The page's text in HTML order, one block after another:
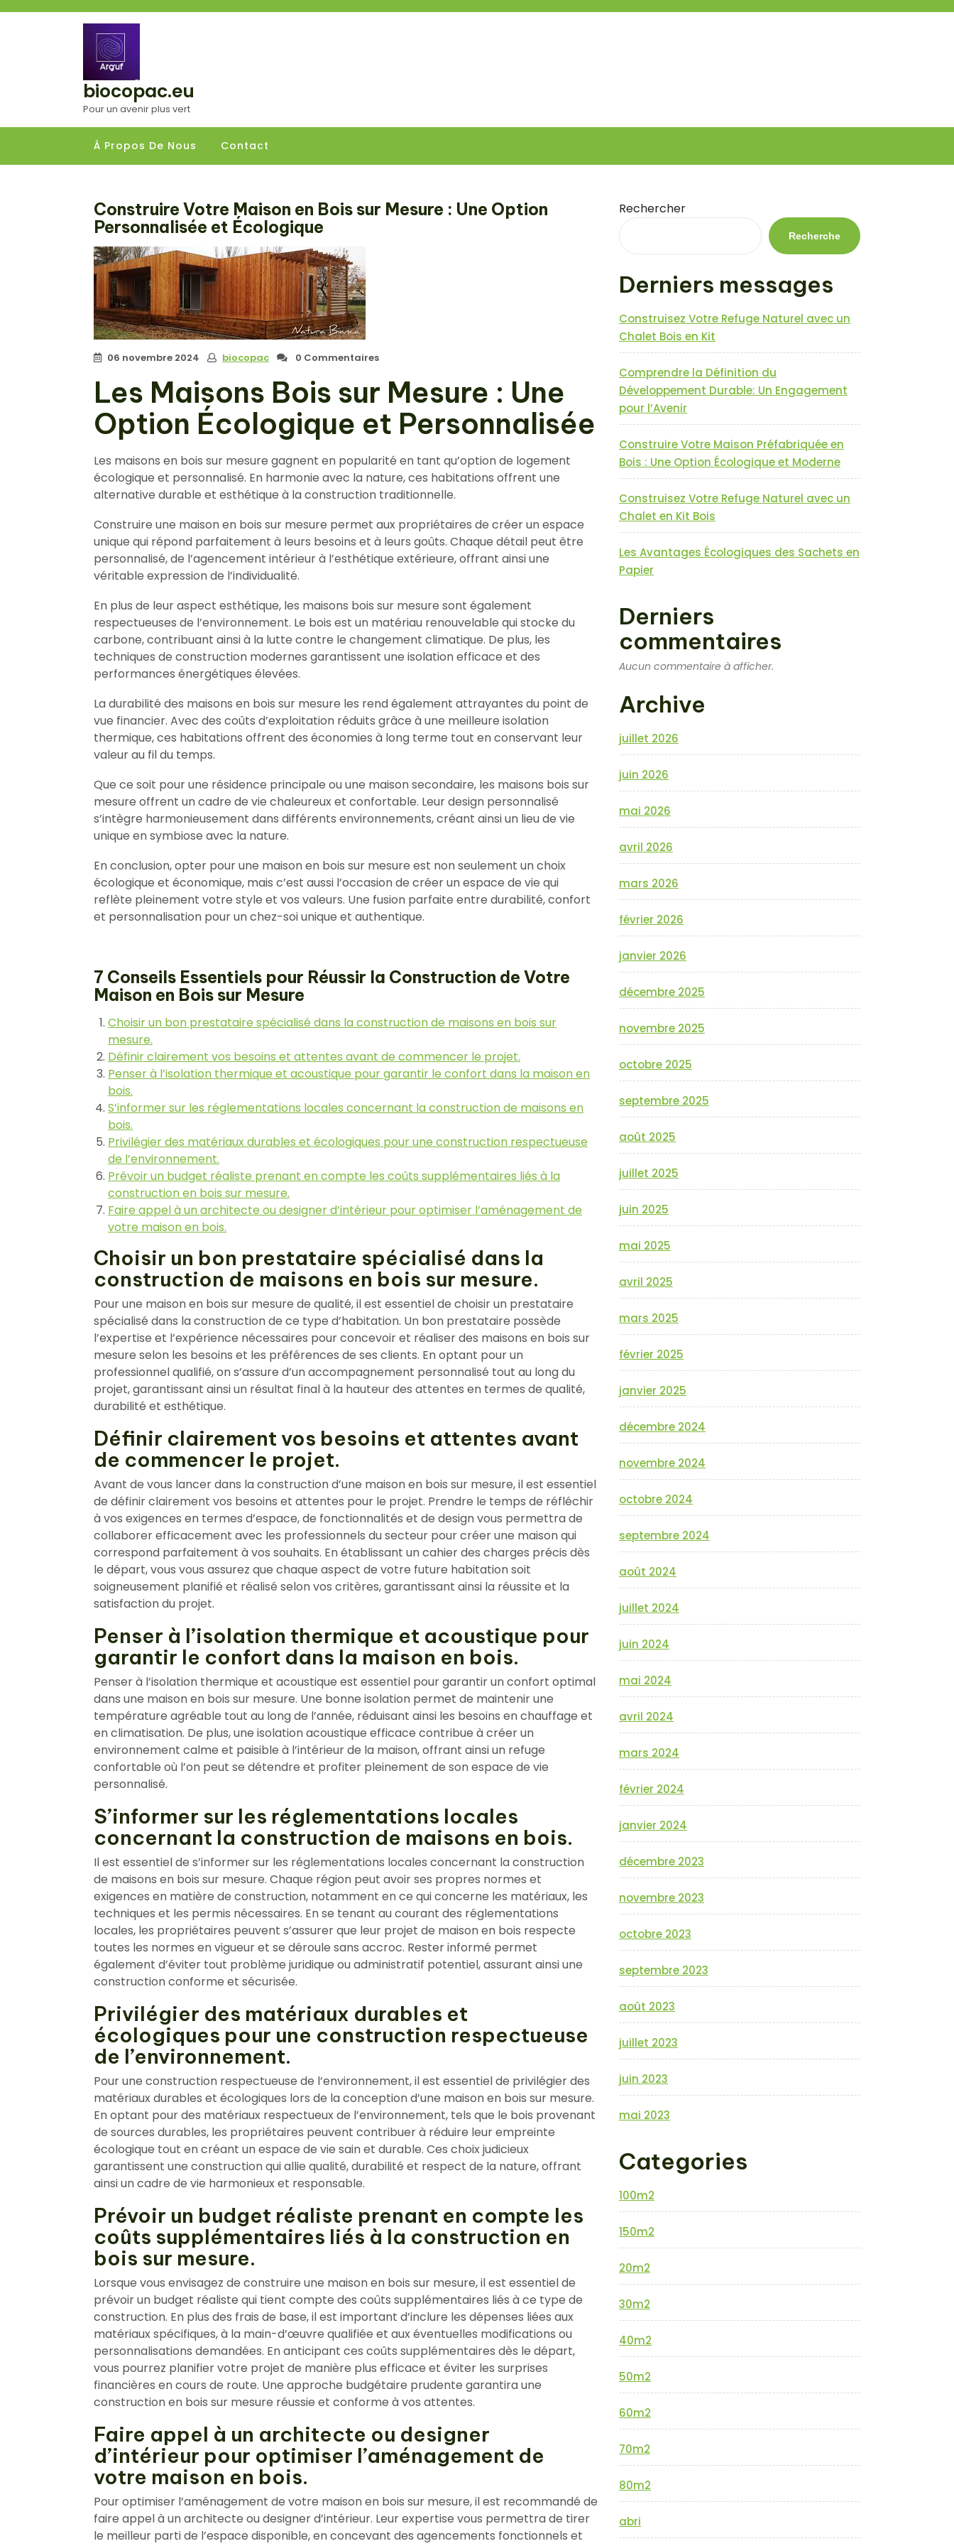
biocopac.eu
Pour un avenir plus vert
À Propos De Nous Contact
Construire Votre Maison en Bois sur Mesure : Une Option
Personnalisée et Écologique
06 novembre 2024 biocopac 0 Commentaires
Les Maisons Bois sur Mesure : Une
Option Écologique et Personnalisée
Les maisons en bois sur mesure gagnent en popularité en tant qu’option de logement
écologique et personnalisé. En harmonie avec la nature, ces habitations offrent une
alternative durable et esthétique à la construction traditionnelle.
Construire une maison en bois sur mesure permet aux propriétaires de créer un espace
unique qui répond parfaitement à leurs besoins et à leurs goûts. Chaque détail peut être
personnalisé, de l’agencement intérieur à l’esthétique extérieure, offrant ainsi une
véritable expression de l’individualité.
En plus de leur aspect esthétique, les maisons bois sur mesure sont également
respectueuses de l’environnement. Le bois est un matériau renouvelable qui stocke du
carbone, contribuant ainsi à la lutte contre le changement climatique. De plus, les
techniques de construction modernes garantissent une isolation efficace et des
performances énergétiques élevées.
La durabilité des maisons en bois sur mesure les rend également attrayantes du point de
vue financier. Avec des coûts d’exploitation réduits grâce à une meilleure isolation
thermique, ces habitations offrent des économies à long terme tout en conservant leur
valeur au fil du temps.
Que ce soit pour une résidence principale ou une maison secondaire, les maisons bois sur
mesure offrent un cadre de vie chaleureux et confortable. Leur design personnalisé
s’intègre harmonieusement dans différents environnements, créant ainsi un lieu de vie
unique en symbiose avec la nature.
En conclusion, opter pour une maison en bois sur mesure est non seulement un choix
écologique et économique, mais c’est aussi l’occasion de créer un espace de vie qui
reflète pleinement votre style et vos valeurs. Une fusion parfaite entre durabilité, confort
et personnalisation pour un chez-soi unique et authentique.
7 Conseils Essentiels pour Réussir la Construction de Votre
Maison en Bois sur Mesure
Choisir un bon prestataire spécialisé dans la construction de maisons en bois sur
mesure.
Définir clairement vos besoins et attentes avant de commencer le projet.
Penser à l’isolation thermique et acoustique pour garantir le confort dans la maison en
bois.
S’informer sur les réglementations locales concernant la construction de maisons en
bois.
Privilégier des matériaux durables et écologiques pour une construction respectueuse
de l’environnement.
Prévoir un budget réaliste prenant en compte les coûts supplémentaires liés à la
construction en bois sur mesure.
Faire appel à un architecte ou designer d’intérieur pour optimiser l’aménagement de
votre maison en bois.
Choisir un bon prestataire spécialisé dans la
construction de maisons en bois sur mesure.
Pour une maison en bois sur mesure de qualité, il est essentiel de choisir un prestataire
spécialisé dans la construction de ce type d’habitation. Un bon prestataire possède
l’expertise et l’expérience nécessaires pour concevoir et réaliser des maisons en bois sur
mesure selon les besoins et les préférences de ses clients. En optant pour un
professionnel qualifié, on s’assure d’un accompagnement personnalisé tout au long du
projet, garantissant ainsi un résultat final à la hauteur des attentes en termes de qualité,
durabilité et esthétique.
Définir clairement vos besoins et attentes avant
de commencer le projet.
Avant de vous lancer dans la construction d’une maison en bois sur mesure, il est essentiel
de définir clairement vos besoins et attentes pour le projet. Prendre le temps de réfléchir
à vos exigences en termes d’espace, de fonctionnalités et de design vous permettra de
collaborer efficacement avec les professionnels du secteur pour créer une maison qui
correspond parfaitement à vos souhaits. En établissant un cahier des charges précis dès
le départ, vous vous assurez que chaque aspect de votre future habitation soit
soigneusement planifié et réalisé selon vos critères, garantissant ainsi la réussite et la
satisfaction du projet.
Penser à l’isolation thermique et acoustique pour
garantir le confort dans la maison en bois.
Penser à l’isolation thermique et acoustique est essentiel pour garantir un confort optimal
dans une maison en bois sur mesure. Une bonne isolation permet de maintenir une
température agréable tout au long de l’année, réduisant ainsi les besoins en chauffage et
en climatisation. De plus, une isolation acoustique efficace contribue à créer un
environnement calme et paisible à l’intérieur de la maison, offrant ainsi un refuge
confortable où l’on peut se détendre et profiter pleinement de son espace de vie
personnalisé.
S’informer sur les réglementations locales
concernant la construction de maisons en bois.
Il est essentiel de s’informer sur les réglementations locales concernant la construction
de maisons en bois sur mesure. Chaque région peut avoir ses propres normes et
exigences en matière de construction, notamment en ce qui concerne les matériaux, les
techniques et les permis nécessaires. En se tenant au courant des réglementations
locales, les propriétaires peuvent s’assurer que leur projet de maison en bois respecte
toutes les normes en vigueur et se déroule sans accroc. Rester informé permet
également d’éviter tout problème juridique ou administratif potentiel, assurant ainsi une
construction conforme et sécurisée.
Privilégier des matériaux durables et
écologiques pour une construction respectueuse
de l’environnement.
Pour une construction respectueuse de l’environnement, il est essentiel de privilégier des
matériaux durables et écologiques lors de la conception d’une maison en bois sur mesure.
En optant pour des matériaux respectueux de l’environnement, tels que le bois provenant
de sources durables, les propriétaires peuvent contribuer à réduire leur empreinte
écologique tout en créant un espace de vie sain et durable. Ces choix judicieux
garantissent une construction qui allie qualité, durabilité et respect de la nature, offrant
ainsi un cadre de vie harmonieux et responsable.
Prévoir un budget réaliste prenant en compte les
coûts supplémentaires liés à la construction en
bois sur mesure.
Lorsque vous envisagez de construire une maison en bois sur mesure, il est essentiel de
prévoir un budget réaliste qui tient compte des coûts supplémentaires liés à ce type de
construction. En plus des frais de base, il est important d’inclure les dépenses liées aux
matériaux spécifiques, à la main-d’œuvre qualifiée et aux éventuelles modifications ou
personnalisations demandées. En anticipant ces coûts supplémentaires dès le départ,
vous pourrez planifier votre projet de manière plus efficace et éviter les surprises
financières en cours de route. Une approche budgétaire prudente garantira une
construction en bois sur mesure réussie et conforme à vos attentes.
Faire appel à un architecte ou designer
d’intérieur pour optimiser l’aménagement de
votre maison en bois.
Pour optimiser l’aménagement de votre maison en bois sur mesure, il est recommandé de
faire appel à un architecte ou designer d’intérieur. Leur expertise vous permettra de tirer
le meilleur parti de l’espace disponible, en concevant des agencements fonctionnels et
Rechercher
Recherche
Derniers messages
Construisez Votre Refuge Naturel avec un
Chalet Bois en Kit
Comprendre la Définition du
Développement Durable: Un Engagement
pour l’Avenir
Construire Votre Maison Préfabriquée en
Bois : Une Option Écologique et Moderne
Construisez Votre Refuge Naturel avec un
Chalet en Kit Bois
Les Avantages Écologiques des Sachets en
Papier
Derniers
commentaires
Aucun commentaire à afficher.
Archive
juillet 2026
juin 2026
mai 2026
avril 2026
mars 2026
février 2026
janvier 2026
décembre 2025
novembre 2025
octobre 2025
septembre 2025
août 2025
juillet 2025
juin 2025
mai 2025
avril 2025
mars 2025
février 2025
janvier 2025
décembre 2024
novembre 2024
octobre 2024
septembre 2024
août 2024
juillet 2024
juin 2024
mai 2024
avril 2024
mars 2024
février 2024
janvier 2024
décembre 2023
novembre 2023
octobre 2023
septembre 2023
août 2023
juillet 2023
juin 2023
mai 2023
Categories
100m2
150m2
20m2
30m2
40m2
50m2
60m2
70m2
80m2
abri